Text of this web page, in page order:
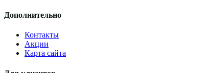
Дополнительно
Контакты
Акции
Карта сайта